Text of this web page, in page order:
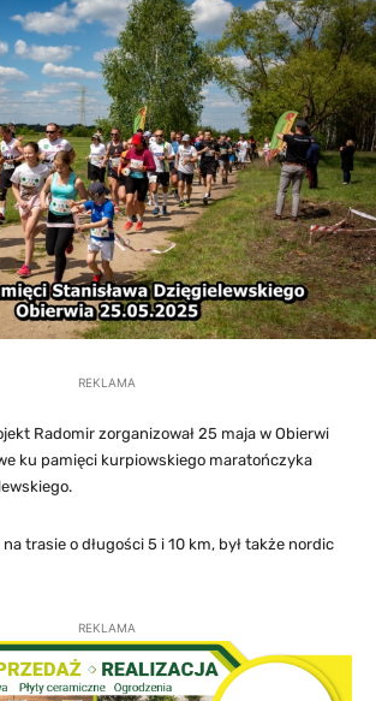
REKLAMA
Radomir zorganizował 25 maja w Obierwi
ku pamięci kurpiowskiego maratończyka
trasie o długości 5 i 10 km, był także nordic
REKLAMA